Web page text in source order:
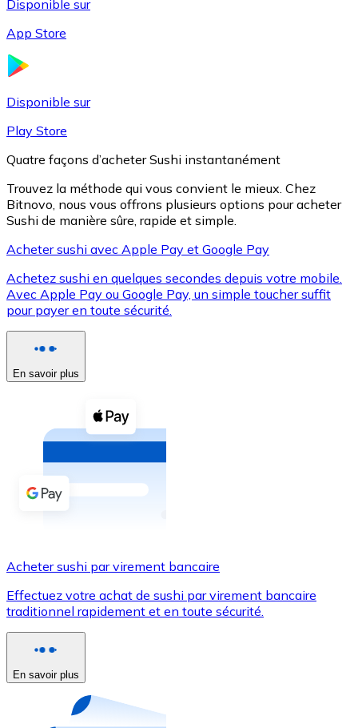
XRP
XRP
Voir toutes
Coupons crypto
Achetez des cryptomonnaies en espèces et d'autres
Acheter avec espèces
Virement SEPA
Utilisez les cartes Visa et Mastercard pour acheter
Acheter avec carte
Nouveau
Achetez des cartes-cadeaux de vos marques
Disponible sur
App Store
Disponible sur
Play Store
Quatre façons d’acheter Sushi instantanément
Trouvez la méthode qui vous convient le mieux. Chez
Bitnovo, nous vous offrons plusieurs options pour acheter
Sushi de manière sûre, rapide et simple.
Acheter sushi avec Apple Pay et Google Pay
Achetez sushi en quelques secondes depuis votre mobile.
Avec Apple Pay ou Google Pay, un simple toucher suffit
pour payer en toute sécurité.
En savoir plus
Acheter sushi par virement bancaire
Effectuez votre achat de sushi par virement bancaire
traditionnel rapidement et en toute sécurité.
En savoir plus